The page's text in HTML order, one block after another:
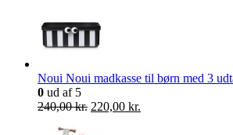
Noui Noui madkasse til børn med 3
0 ud af 5
240,00kr. Den
220,00 kr.